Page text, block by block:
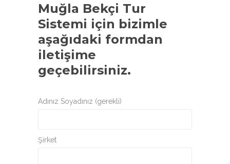
Muğla Bekçi Tur
Sistemi için bizimle
aşağıdaki formdan
iletişime
geçebilirsiniz.
Adınız Soyadınız (gerekli)
Şirket